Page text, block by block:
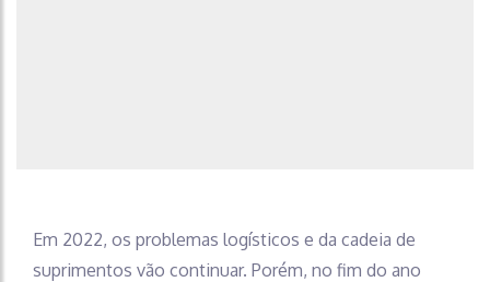
Em 2022, os problemas logísticos e da cadeia de
suprimentos vão continuar. Porém, no fim do ano